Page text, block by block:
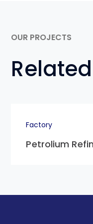
OUR PROJECTS
Factory
Petrolium